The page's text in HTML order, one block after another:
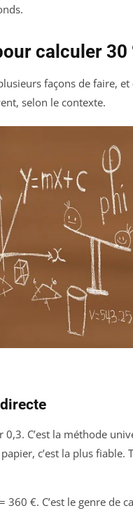
calculer 30
façons de faire,
selon le contexte.
C’est la méthode
c’est la plus fiable.
360 €. C’est le genre de